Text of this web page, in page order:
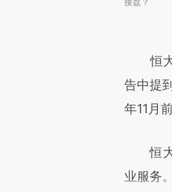
恒大
告中提
年11月
恒大
业服务